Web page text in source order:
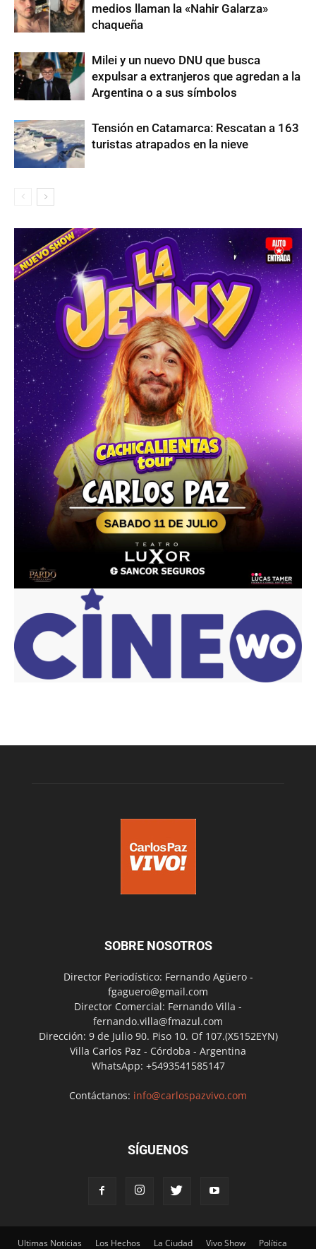
medios llaman la «Nahir Galarza»
chaqueña
Milei y un nuevo DNU que busca
expulsar a extranjeros que agredan a la
Argentina o a sus símbolos
Tensión en Catamarca: Rescatan a 163
turistas atrapados en la nieve
SOBRE NOSOTROS
Director Periodístico: Fernando Agüero -
fgaguero@gmail.com
Director Comercial: Fernando Villa -
fernando.villa@fmazul.com
Dirección: 9 de Julio 90. Piso 10. Of 107.(X5152EYN)
Villa Carlos Paz - Córdoba - Argentina
WhatsApp: +5493541585147
Contáctanos: info@carlospazvivo.com
SÍGUENOS
Ultimas Noticias Los Hechos La Ciudad Vivo Show Política